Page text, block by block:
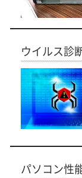
ウイルス診
パソコン性